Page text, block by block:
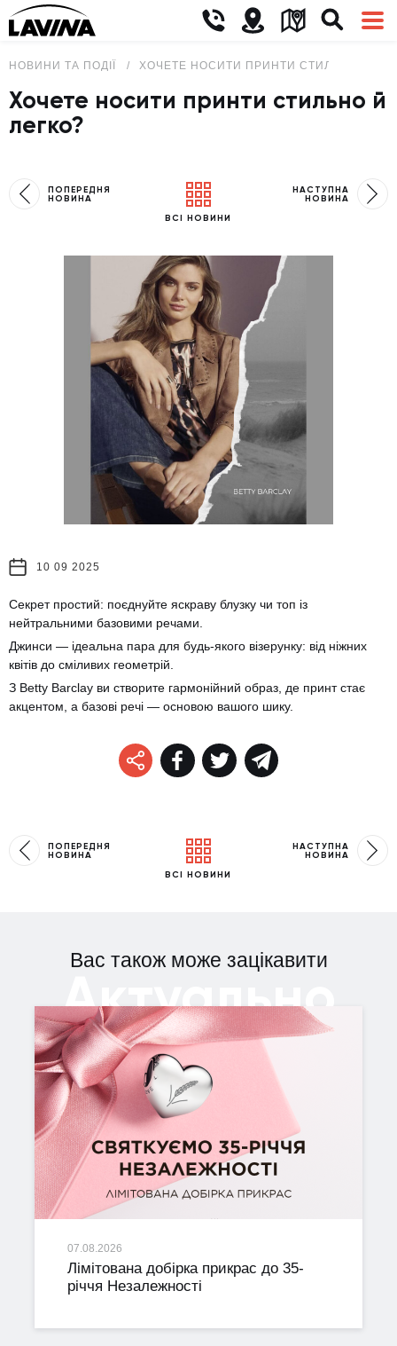
НОВИНИ ТА ПОДІЇ ХОЧЕТЕ НОСИТИ ПРИНТИ СТИЛЬНО Й
Хочете носити принти стильно й
легко?
ПОПЕРЕДНЯ
НОВИНА
ВСІ НОВИНИ
НАСТУПНА
НОВИНА
10 09 2025
Секрет простий: поєднуйте яскраву блузку чи топ із
нейтральними базовими речами.
Джинси — ідеальна пара для будь-якого візерунку: від ніжних
квітів до сміливих геометрій.
З Betty Barclay ви створите гармонійний образ, де принт стає
акцентом, а базові речі — основою вашого шику.
ПОПЕРЕДНЯ
НОВИНА
ВСІ НОВИНИ
НАСТУПНА
НОВИНА
Вас також може зацікавити
Актуально
07.08.2026
Лімітована добірка прикрас до 35-
річчя Незалежності